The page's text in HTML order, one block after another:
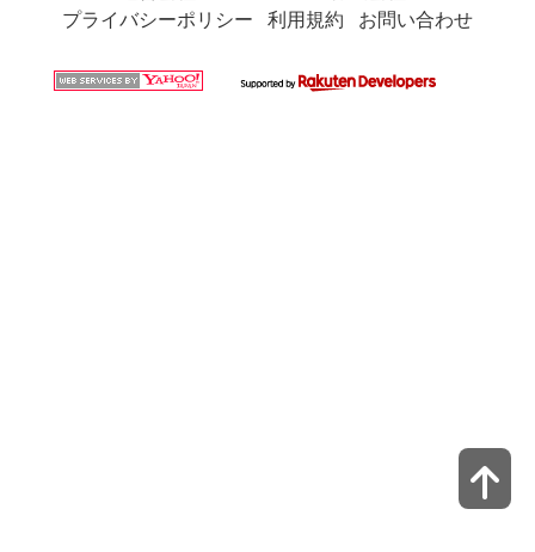
プライバシーポリシー 利用規約 お問い合わせ